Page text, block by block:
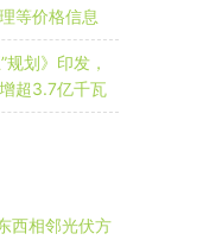
等价格信息
划》印发，
超3.7亿千瓦
西相邻光伏方